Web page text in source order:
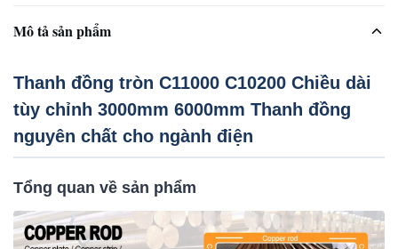
Mô tả sản phẩm
Thanh đồng tròn C11000 C10200 Chiều dài
tùy chỉnh 3000mm 6000mm Thanh đồng
nguyên chất cho ngành điện
Tổng quan về sản phẩm